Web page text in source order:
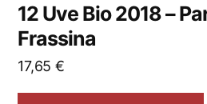
12 Uve Bio 2018 –
Frassina
17,65 €